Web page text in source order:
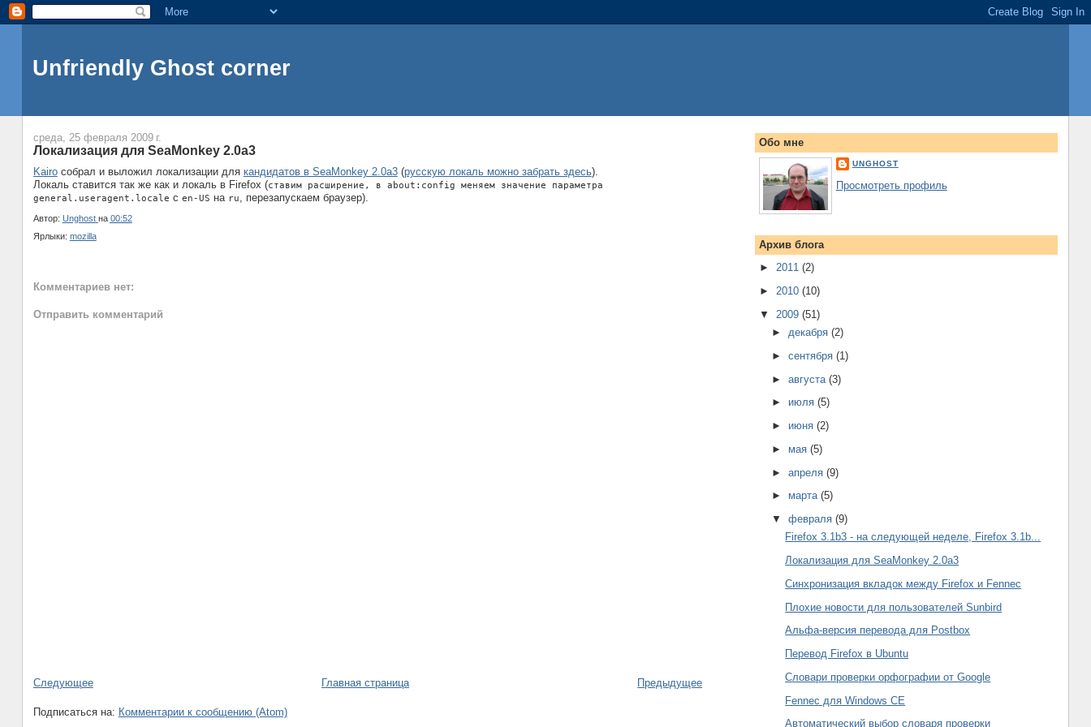
Unfriendly Ghost corner
среда, 25 февраля 2009 г.
Локализация для SeaMonkey 2.0a3
Kairoсобрал и выложил локализации для кандидатов в SeaMonkey 2.0a3(русскую локаль можно забрать здесь).
Локаль ставится так же как и локаль в Firefox (ставим расширение, в about:config меняем значение параметра
general.useragent.locale с en-US на ru , перезапускаем браузер).
Автор: Unghost на 00:52
Ярлыки: mozilla
Комментариев нет:
Отправить комментарий
Следующее Предыдущее
Главная страница
Подписаться на: Комментарии к сообщению (Atom)
Обо мне
UNGHOST
Просмотреть профиль
Архив блога
► 2011 (2)
► 2010 (10)
▼ 2009 (51)
►декабря(2)
►сентября(1)
►августа(3)
► июля(5)
► июня(2)
► мая(5)
►апреля(9)
► марта(5)
▼февраля(9)
Firefox 3.1b3 - на следующей неделе, Firefox 3.1b...
Локализация для SeaMonkey 2.0a3
Синхронизация вкладок между Firefox и Fennec
Плохие новости для пользователей Sunbird
Альфа-версия перевода для Postbox
Перевод Firefox в Ubuntu
Словари проверки орфографии от Google
Fennec для Windows CE
Автоматический выбор словаря проверки